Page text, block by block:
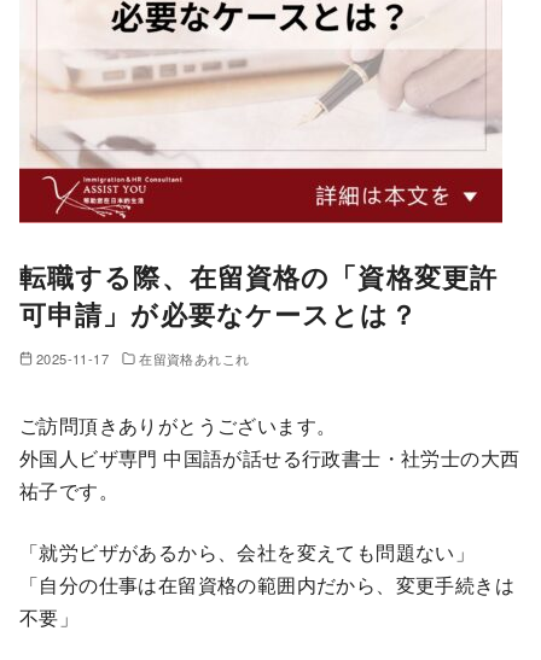
転職する際、在留資格の「資格変更許
可申請」が必要なケースとは？
2025-11-17 在留資格あれこれ
ご訪問頂きありがとうございます。
外国人ビザ専門 中国語が話せる行政書士・社労士の大西
祐子です。
「就労ビザがあるから、会社を変えても問題ない」
「自分の仕事は在留資格の範囲内だから、変更手続きは
不要」